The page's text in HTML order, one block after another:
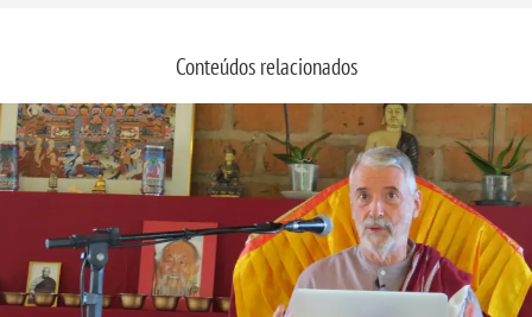
Conteúdos relacionados